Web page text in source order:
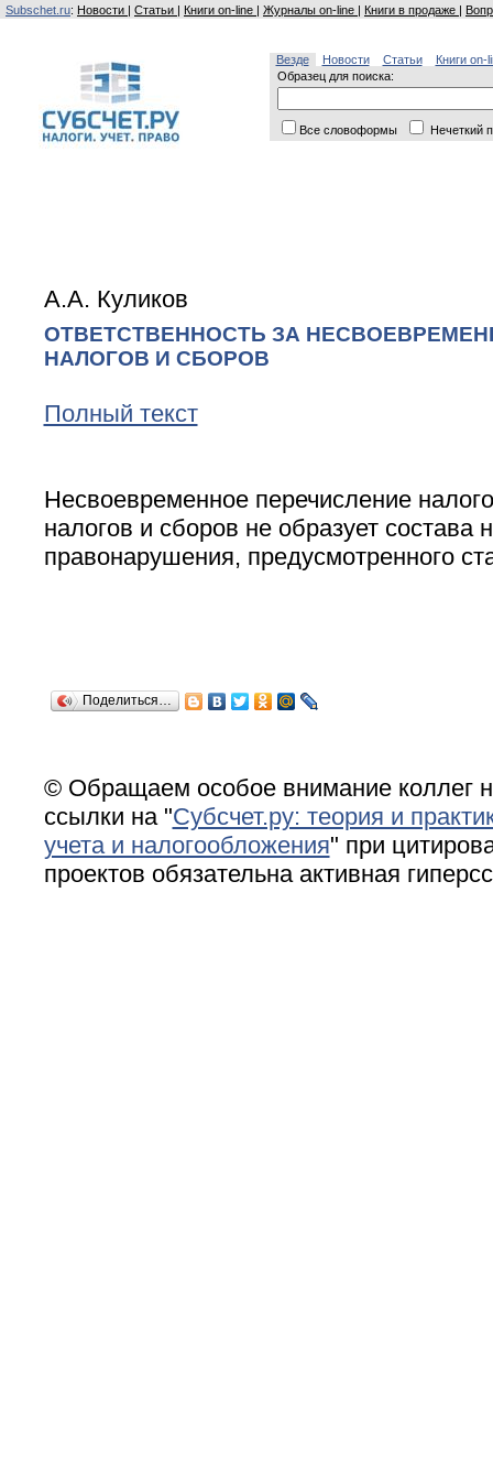
Subschet.ru: Новости | Статьи | Книги on-line | Журналы on-line | Книги в продаже |
Везде Новости Статьи
Книги on-
Образец для поиска:
Все словоформы Нечеткий
А.А. Куликов
ОТВЕТСТВЕННОСТЬ ЗА
НАЛОГОВ И СБОРОВ
Полный текст
Несвоевременное перечисление
налогов и сборов не образует состава
правонарушения, предусмотренного
Поделиться…
© Обращаем особое внимание коллег
ссылки на "Субсчет.ру: теория и
учета и налогообложения" при
проектов обязательна активная